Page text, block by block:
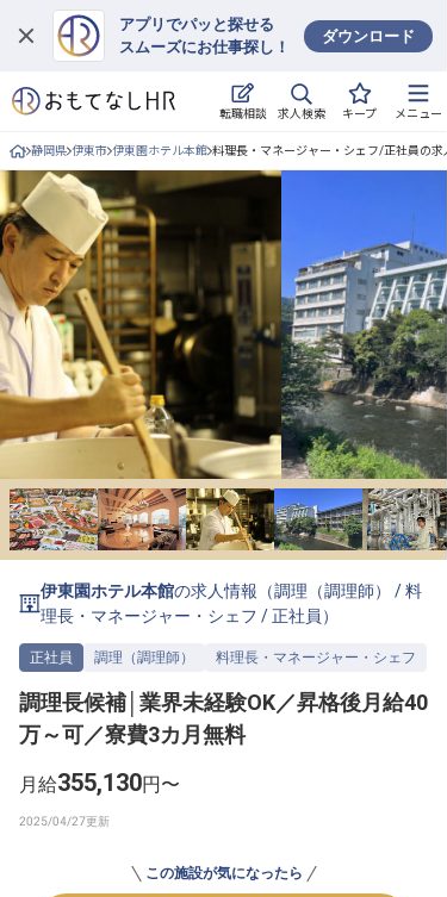
アプリでパッと探せる
スムーズにお仕事探し！
ダウンロード
転職相談 求人検索 キープ メニュー
ログイン
求人・施設を探す
キープした求人
就職・転職 合同説明会
おもてなしHRについて
ご利用の流れ
よくある質問
ホテル・宿泊業界情報コラム
無料 転職サポートに申し込む
静岡県 伊東市 伊東園ホテル本館 料理長・マネージャー・シェフ/正社員の求
伊東園ホテル本館の求人情報（調理（調理師） /料
理長・マネージャー・シェフ /正社員 ）
正社員 調理（調理師） 料理長・マネージャー・シェフ
調理長候補│業界未経験OK／昇格後月給40
万～可／寮費3カ月無料
月給355,130円〜
この施設が気になったら